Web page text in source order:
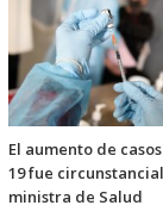
El aumento de
19 fue
ministra de Salud